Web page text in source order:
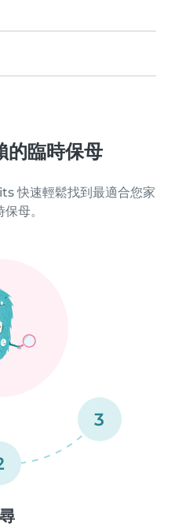
的臨時保母
快速輕鬆找到最適合您家
母。
3